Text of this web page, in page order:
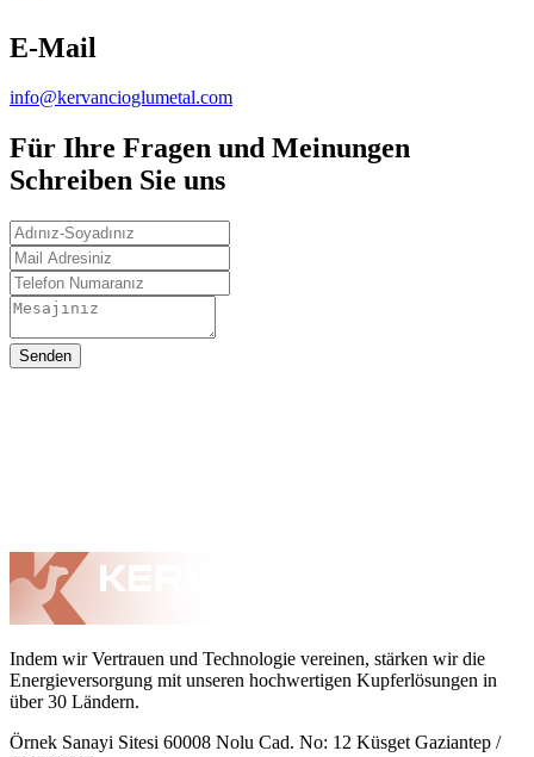
E-Mail
info@kervancioglumetal.com
Für Ihre Fragen und Meinungen
Schreiben Sie uns
Senden
Indem wir Vertrauen und Technologie vereinen, stärken wir die
Energieversorgung mit unseren hochwertigen Kupferlösungen in
über 30 Ländern.
Örnek Sanayi Sitesi 60008 Nolu Cad. No: 12 Küsget Gaziantep /